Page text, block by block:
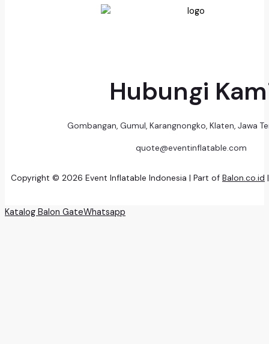
Hubungi
Gombangan, Gumul, Karangnongko, Klaten, Jawa
quote@eventinflatable.com
Copyright © 2026 Event Inflatable Indonesia | Part of Balon.co.id
Katalog Balon GateWhatsapp